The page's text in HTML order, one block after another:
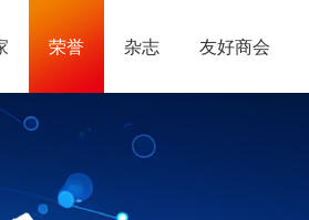
荣誉 杂志 友好商会